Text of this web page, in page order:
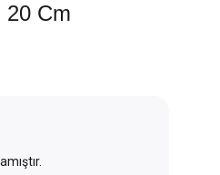
20 Cm